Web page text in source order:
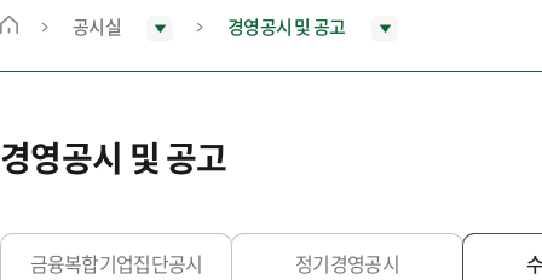
보
메
으
로
동
공시실 경영공시 및 공고
경영공시 및 공고
금융복합기업집단공시 정기경영공시